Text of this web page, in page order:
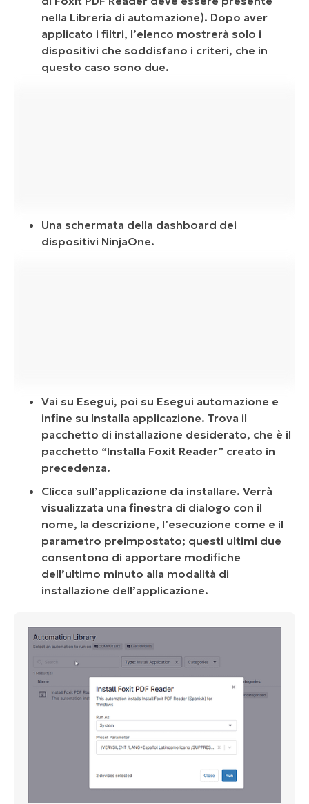
nella Libreria di automazione). Dopo aver
applicato i filtri, l’elenco mostrerà solo i
dispositivi che soddisfano i criteri, che in
questo caso sono due.
Una schermata della dashboard dei
dispositivi NinjaOne.
Vai su Esegui, poi su Esegui automazione e
infine su Installa applicazione. Trova il
pacchetto di installazione desiderato, che è il
pacchetto “Installa Foxit Reader” creato in
precedenza.
Clicca sull’applicazione da installare. Verrà
visualizzata una finestra di dialogo con il
nome, la descrizione, l’esecuzione come e il
parametro preimpostato; questi ultimi due
consentono di apportare modifiche
dell’ultimo minuto alla modalità di
installazione dell’applicazione.